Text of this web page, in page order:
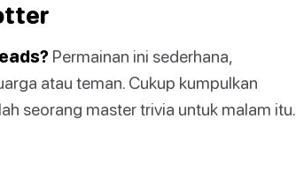
Permainan ini sederhana,
atau teman. Cukup kumpulkan
seorang master trivia untuk malam itu.